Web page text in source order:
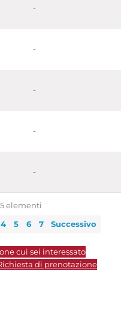
-
-
-
-
-
elementi
4 5 6 7 Successivo
cui sei interessato
di prenotazione